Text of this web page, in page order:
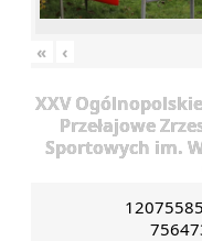
« ‹
XXV
Przełajowe
Sportowych im.